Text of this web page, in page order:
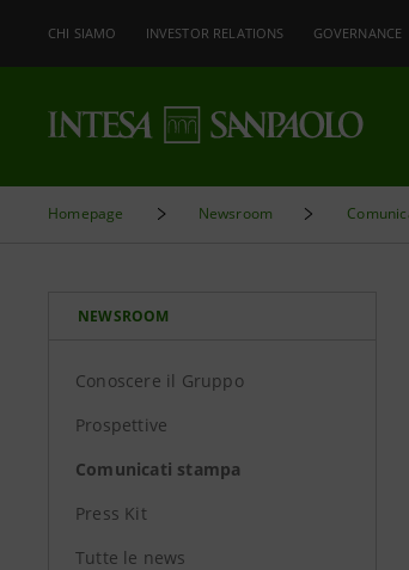
CHI SIAMO INVESTOR RELATIONS GOVERNANCE
Homepage Newsroom
NEWSROOM
Conoscere il Gruppo
Prospettive
Comunicati stampa
Press Kit
Tutte le news